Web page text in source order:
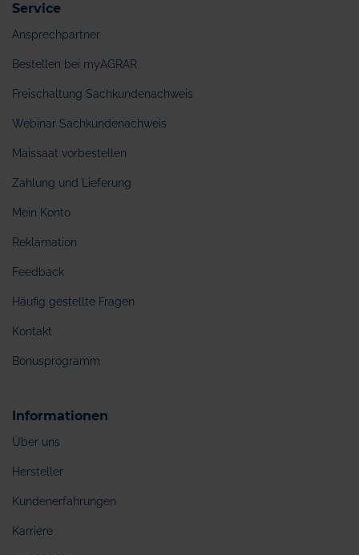
Service
Ansprechpartner
Bestellen bei myAGRAR
Freischaltung Sachkundenachweis
Webinar Sachkundenachweis
Maissaat vorbestellen
Zahlung und Lieferung
Mein Konto
Reklamation
Feedback
Häufig gestellte Fragen
Kontakt
Bonusprogramm
Informationen
Über uns
Hersteller
Kundenerfahrungen
Karriere